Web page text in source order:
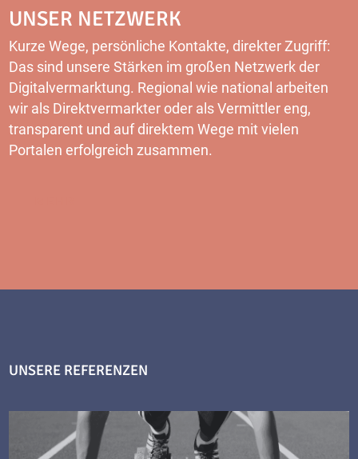
UNSER NETZWERK
Kurze Wege, persönliche Kontakte, direkter Zugriff:
Das sind unsere Stärken im großen Netzwerk der
Digitalvermarktung. Regional wie national arbeiten
wir als Direktvermarkter oder als Vermittler eng,
transparent und auf direktem Wege mit vielen
Portalen erfolgreich zusammen.
UNSERE REFERENZEN